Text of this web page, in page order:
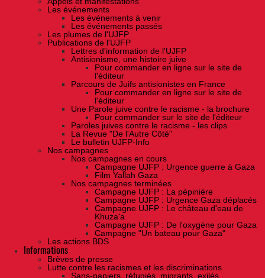
Les événements
Les événements à venir
Les événements passés
Les plumes de l'UJFP
Publications de l'UJFP
Lettres d'information de l'UJFP
Antisionisme, une histoire juive
Pour commander en ligne sur le site de
l'éditeur
Parcours de Juifs antisionistes en France
Pour commander en ligne sur le site de
l'éditeur
Une Parole juive contre le racisme - la brochure
Pour commander sur le site de l'éditeur
Paroles juives contre le racisme - les clips
La Revue "De l'Autre Côté"
Le bulletin UJFP-Info
Nos campagnes
Nos campagnes en cours
Campagne UJFP : Urgence guerre à Gaza
Film Yallah Gaza
Nos campagnes terminées
Campagne UJFP : La pépinière
Campagne UJFP : Urgence Gaza déplacés
Campagne UJFP : Le château d'eau de
Khuza'a
Campagne UJFP : De l'oxygène pour Gaza
Campagne "Un bateau pour Gaza"
Les actions BDS
Informations
Brèves de presse
Lutte contre les racismes et les discriminations
Sans-papiers, réfugiés, migrants, exilés